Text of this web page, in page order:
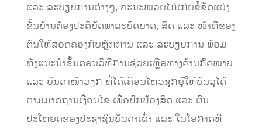
ແລະ ລະບຽບການຕ່າງໆ, ຄະນະໜ່ວຍໄກ່ເກ່ຍຂໍ້ຂັດແຍ່ງ
ຂັ້ນບ້ານຕ້ອງປະຕິບັດພາລະບົດບາດ, ສິດ ແລະ ໜ້າທີຂອງ
ຕົນໃຫ້ສອດຄ່ອງກັບຫຼັກການ ແລະ ລະບຽບການ ພ້ອມ
ທັງແນະນໍາຂັ້ນຕອນວິທີການຊ່ວຍເຫຼືອທາງດ້ານກົດໝາຍ
ແລະ ບັນດາໜ້າວຽກ ທີ່ໄດ້ເຄື່ອນໄຫວຊຸກຍູ້ໃຫ້ບັນລຸໄດ້
ຕາມມາດຖານເງື່ອນໄຂ ເພື່ອປົກປ້ອງສິດ ແລະ ຜົນ
ປະໂຫຍດຂອງປະຊາຊົນບັນດາເຜົ່າ ແລະ ໃນໂອກາດທີ່